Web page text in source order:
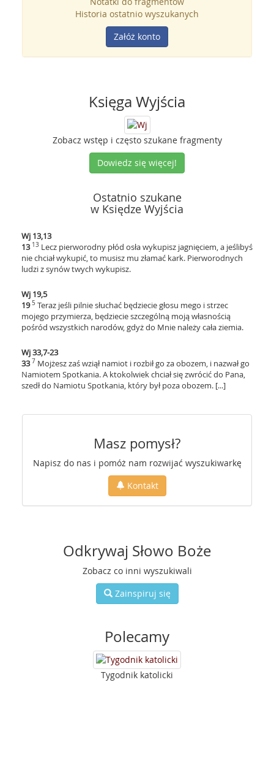
Historia ostatnio wyszukanych
Załóż konto
Księga Wyjścia
Zobacz wstęp i często szukane fragmenty
Dowiedz się więcej!
Ostatnio szukane
w Księdze Wyjścia
Wj 13,13
13 13 Lecz pierworodny płód osła wykupisz jagnięciem, a jeślibyś
nie chciał wykupić, to musisz mu złamać kark. Pierworodnych
ludzi z synów twych wykupisz.
Wj 19,5
195 Teraz jeśli pilnie słuchać będziecie głosu mego i strzec
mojego przymierza, będziecie szczególną moją własnością
pośród wszystkich narodów, gdyż do Mnie należy cała ziemia.
Wj 33,7-23
33 7 Mojżesz zaś wziął namiot i rozbił go za obozem, i nazwał go
Namiotem Spotkania. A ktokolwiek chciał się zwrócić do Pana,
szedł do Namiotu Spotkania, który był poza obozem. [...]
Masz pomysł?
Napisz do nas i pomóż nam rozwijać wyszukiwarkę
Kontakt
Odkrywaj Słowo Boże
Zobacz co inni wyszukiwali
Zainspiruj się
Polecamy
Tygodnik katolicki